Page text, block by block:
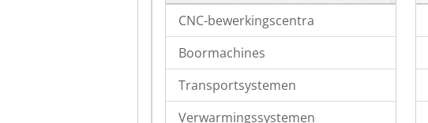
CNC-bewerkingscentra
Boormachines
Transportsystemen
Verwarmingssystemen